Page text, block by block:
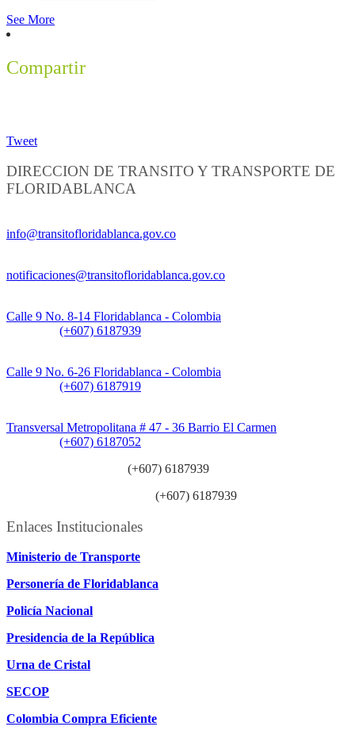
See More
Compartir
Tweet
DIRECCION DE TRANSITO Y TRANSPORTE DE
FLORIDABLANCA
info@transitofloridablanca.gov.co
notificaciones@transitofloridablanca.gov.co
Calle 9 No. 8-14 Floridablanca - Colombia
(+607) 6187939
Calle 9 No. 6-26 Floridablanca - Colombia
(+607) 6187919
Transversal Metropolitana # 47 - 36 Barrio El Carmen
(+607) 6187052
(+607) 6187939
(+607) 6187939
Enlaces Institucionales
Ministerio de Transporte
Personería de Floridablanca
Policía Nacional
Presidencia de la República
Urna de Cristal
SECOP
Colombia Compra Eficiente